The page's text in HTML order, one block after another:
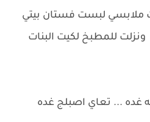
لبست فستان بيتي
للمطبخ لكيت البنات